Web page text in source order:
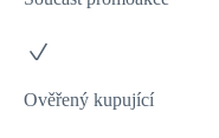
Ověřený kupující